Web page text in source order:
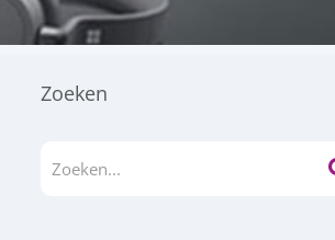
Zoeken